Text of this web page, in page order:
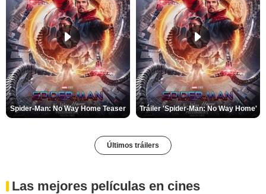
Spider-Man: No Way Home Teaser Tráiler 'Spider-Man: No Way Home'
Últimos tráilers
Las mejores películas en cines